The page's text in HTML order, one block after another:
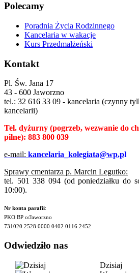
Polecamy
Poradnia Życia Rodzinnego
Kancelaria w wakacje
Kurs Przedmałżeński
Kontakt
Pl. Św. Jana 17
43 - 600 Jaworzno
tel.: 32 616 33 09 - kancelaria (czynny
kancelarii)
Tel. dyżurny (pogrzeb, wezwanie do
pilne): 883 800 039
e-mail: kancelaria_kolegiata@wp.pl
Sprawy cmentarza p. Marcin Legutko:
tel. 501 338 094 (od poniedziałku do
10:00).
Nr konta parafii:
PKO BP o/Jaworzno
731020 2528 0000 0402 0116 2452
Odwiedziło nas
Dzisiaj